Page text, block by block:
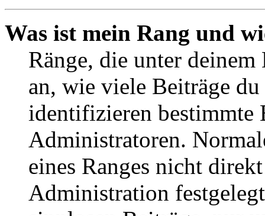
Was ist mein Rang und
Ränge, die unter deinem
an, wie viele Beiträge
identifizieren bestimmte
Administratoren.
eines Ranges nicht
Administration